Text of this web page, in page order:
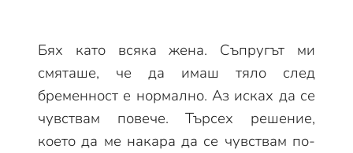
Бях като всяка жена. Съпругът ми
смяташе, че да имаш тяло след
бременност е нормално. Аз исках да се
чувствам повече. Търсех решение,
което да ме накара да се чувствам по-